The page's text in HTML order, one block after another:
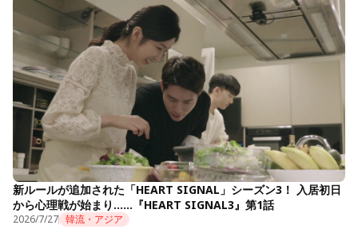
新ルールが追加された「HEART SIGNAL」シーズン3！ 入居初日
から心理戦が始まり……『HEART SIGNAL3』第1話
2026/7/27 韓流・アジア